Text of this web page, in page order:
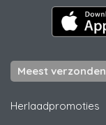
Meest
Herlaadpromoties